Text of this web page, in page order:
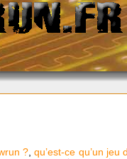
?,qu’est-ce qu’un jeu